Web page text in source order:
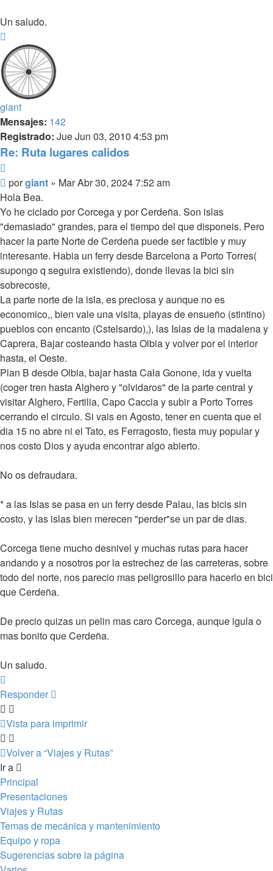
Un saludo.
giant
Mensajes: 142
Registrado: Jue Jun 03, 2010 4:53 pm
Re: Ruta lugares calidos
Mensaje
porgiant » Mar Abr 30, 2024 7:52 am
Hola Bea.
Yo he ciclado por Corcega y por Cerdeña. Son islas
"demasiado" grandes, para el tiempo del que disponeis. Pero
hacer la parte Norte de Cerdeña puede ser factible y muy
interesante. Habia un ferry desde Barcelona a Porto Torres(
supongo q seguira existiendo), donde llevas la bici sin
sobrecoste,
La parte norte de la isla, es preciosa y aunque no es
economico,, bien vale una visita, playas de ensueño (stintino)
pueblos con encanto (Cstelsardo),), las Islas de la madalena y
Caprera, Bajar costeando hasta Olbia y volver por el interior
hasta, el Oeste.
Plan B desde Olbia, bajar hasta Cala Gonone, ida y vuelta
(coger tren hasta Alghero y "olvidaros" de la parte central y
visitar Alghero, Fertilia, Capo Caccia y subir a Porto Torres
cerrando el circulo. Si vais en Agosto, tener en cuenta que el
dia 15 no abre ni el Tato, es Ferragosto, fiesta muy popular y
nos costo Dios y ayuda encontrar algo abierto.
No os defraudara.
* a las Islas se pasa en un ferry desde Palau, las bicis sin
costo, y las islas bien merecen "perder"se un par de dias.
Corcega tiene mucho desnivel y muchas rutas para hacer
andando y a nosotros por la estrechez de las carreteras, sobre
todo del norte, nos parecio mas peligrosillo para hacerlo en bici
que Cerdeña.
De precio quizas un pelin mas caro Corcega, aunque igula o
mas bonito que Cerdeña.
Un saludo.
Responder
Vista para imprimir
Volver a “Viajes y Rutas”
Ir a
Principal
Presentaciones
Viajes y Rutas
Temas de mecánica y mantenimiento
Equipo y ropa
Sugerencias sobre la página